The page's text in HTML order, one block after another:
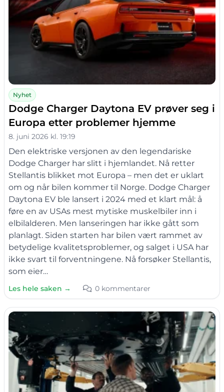
Nyhet
Dodge Charger Daytona EV prøver seg i
Europa etter problemer hjemme
8. juni 2026 kl. 19:19
Den elektriske versjonen av den legendariske
Dodge Charger har slitt i hjemlandet. Nå retter
Stellantis blikket mot Europa – men det er uklart
om og når bilen kommer til Norge. Dodge Charger
Daytona EV ble lansert i 2024 med et klart mål: å
føre en av USAs mest mytiske muskelbiler inn i
elbilalderen. Men lanseringen har ikke gått som
planlagt. Siden starten har bilen vært rammet av
betydelige kvalitetsproblemer, og salget i USA har
ikke svart til forventningene. Nå forsøker Stellantis,
som eier…
Les hele saken → 0 kommentarer